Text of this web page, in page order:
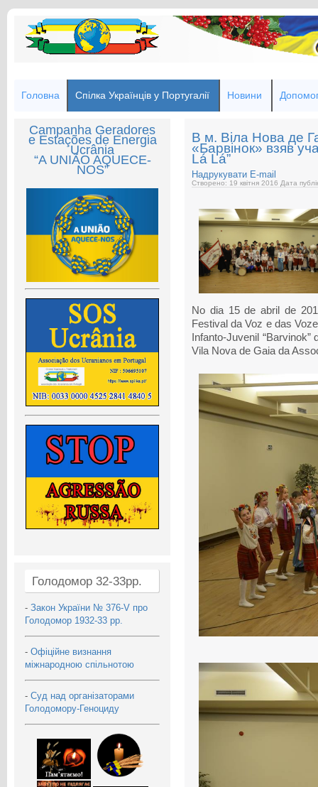
Головна Спілка Українців у Португалії Новини
Campanha Geradores
e Estações de Energia
Ucrânia
“A UNIÃO AQUECE-
NOS”
Голодомор 32-33рр.
- Закон України № 376-V про
Голодомор 1932-33 рр.
- Офіційне визнання
міжнародною спільнотою
- Суд над організаторами
Голодомору-Геноциду
В м. Віла Нова де
«Барвінок» взяв
Lá Lá”
Надрукувати E-mail
Створено: 19 квітня 2016 Дата
No dia 15 de abril de
Festival da Voz e das
Infanto-Juvenil
Vila Nova de Gaia da